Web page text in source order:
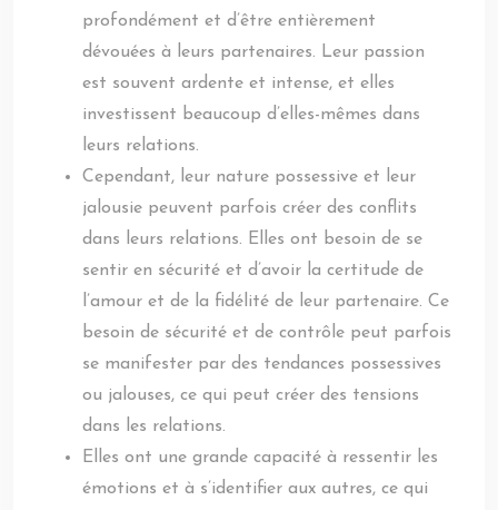
profondément et d’être entièrement
dévouées à leurs partenaires. Leur passion
est souvent ardente et intense, et elles
investissent beaucoup d’elles-mêmes dans
leurs relations.
Cependant, leur nature possessive et leur
jalousie peuvent parfois créer des conflits
dans leurs relations. Elles ont besoin de se
sentir en sécurité et d’avoir la certitude de
l’amour et de la fidélité de leur partenaire. Ce
besoin de sécurité et de contrôle peut parfois
se manifester par des tendances possessives
ou jalouses, ce qui peut créer des tensions
dans les relations.
Elles ont une grande capacité à ressentir les
émotions et à s’identifier aux autres, ce qui